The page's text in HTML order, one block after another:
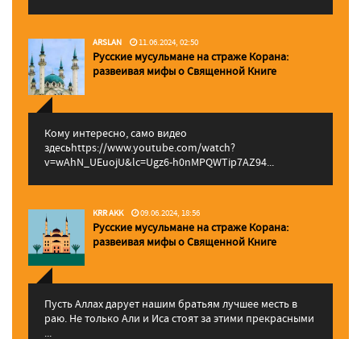
ARSLAN 11.06.2024, 02:50
Русские мусульмане на страже Корана:
pазвеивая мифы о Священной Книге
Кому интересно, само видео
здесьhttps://www.youtube.com/watch?
v=wAhN_UEuojU&lc=Ugz6-h0nMPQWTip7AZ94...
KRR AKK 09.06.2024, 18:56
Русские мусульмане на страже Корана:
pазвеивая мифы о Священной Книге
Пусть Аллах дарует нашим братьям лучшее месть в
раю. Не только Али и Иса стоят за этими прекрасными
...